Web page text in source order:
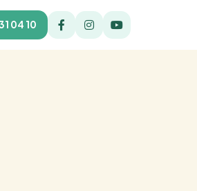
04 10